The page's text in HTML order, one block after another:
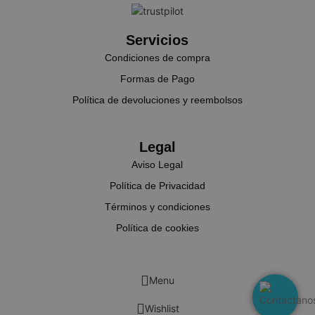
Servicios
Condiciones de compra
Formas de Pago
Política de devoluciones y reembolsos
Legal
Aviso Legal
Política de Privacidad
Términos y condiciones
Política de cookies
Menu
Wishlist